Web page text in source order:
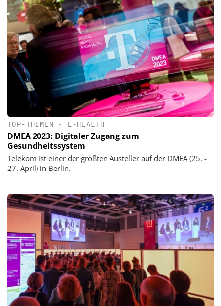
TOP-THEMEN • E-HEALTH
DMEA 2023: Digitaler Zugang zum
Gesundheitssystem
Telekom ist einer der größten Austeller auf der DMEA (25. -
27. April) in Berlin.